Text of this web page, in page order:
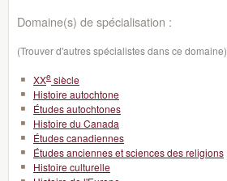
Domaine(s) de spécialisation :
(Trouver d'autres spécialistes dans ce domaine)
XXe siècle
Histoire autochtone
Études autochtones
Histoire du Canada
Études canadiennes
Études anciennes et sciences des religions
Histoire culturelle